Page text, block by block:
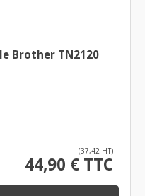
Brother TN2120
(37,42 HT)
44,90 € TTC